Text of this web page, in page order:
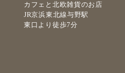
カフェと北欧雑貨のお店
JR京浜東北線与野駅
東口より徒歩7分